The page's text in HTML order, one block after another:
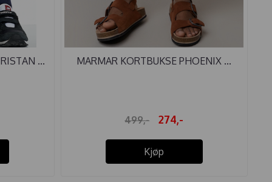
... MARMAR KORTBUKSE PHOENIX ...
499,- 274,-
Kjøp